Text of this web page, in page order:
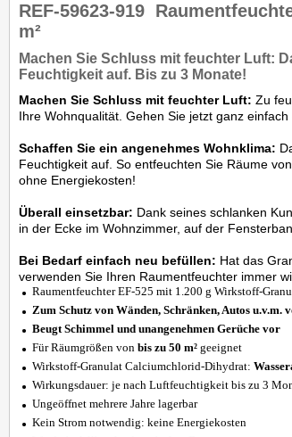
REF-59623-919
m²
Machen Sie Schluss mit feuchter Luft:
Feuchtigkeit auf. Bis zu 3 Monate!
Machen Sie Schluss mit feuchter Luft: Zu
Ihre Wohnqualität. Gehen Sie jetzt ganz
Schaffen Sie ein angenehmes Wohnklima:
Feuchtigkeit auf. So entfeuchten Sie Räume
ohne Energiekosten!
Überall einsetzbar: Dank seines schlanken
in der Ecke im Wohnzimmer, auf der
Bei Bedarf einfach neu befüllen: Hat das
verwenden Sie Ihren Raumentfeuchter immer
Raumentfeuchter EF-525 mit 1.200 g Wirkstoff-
Zum Schutz von Wänden, Schränken, Autos u.v.m.
Beugt Schimmel und unangenehmen Gerüche vor
Für Räumgrößen von bis zu 50 m² geeignet
Wirkstoff-Granulat Calciumchlorid-Dihydrat:
Wirkungsdauer: je nach Luftfeuchtigkeit bis zu 3
Ungeöffnet mehrere Jahre lagerbar
Kein Strom notwendig: keine Energiekosten